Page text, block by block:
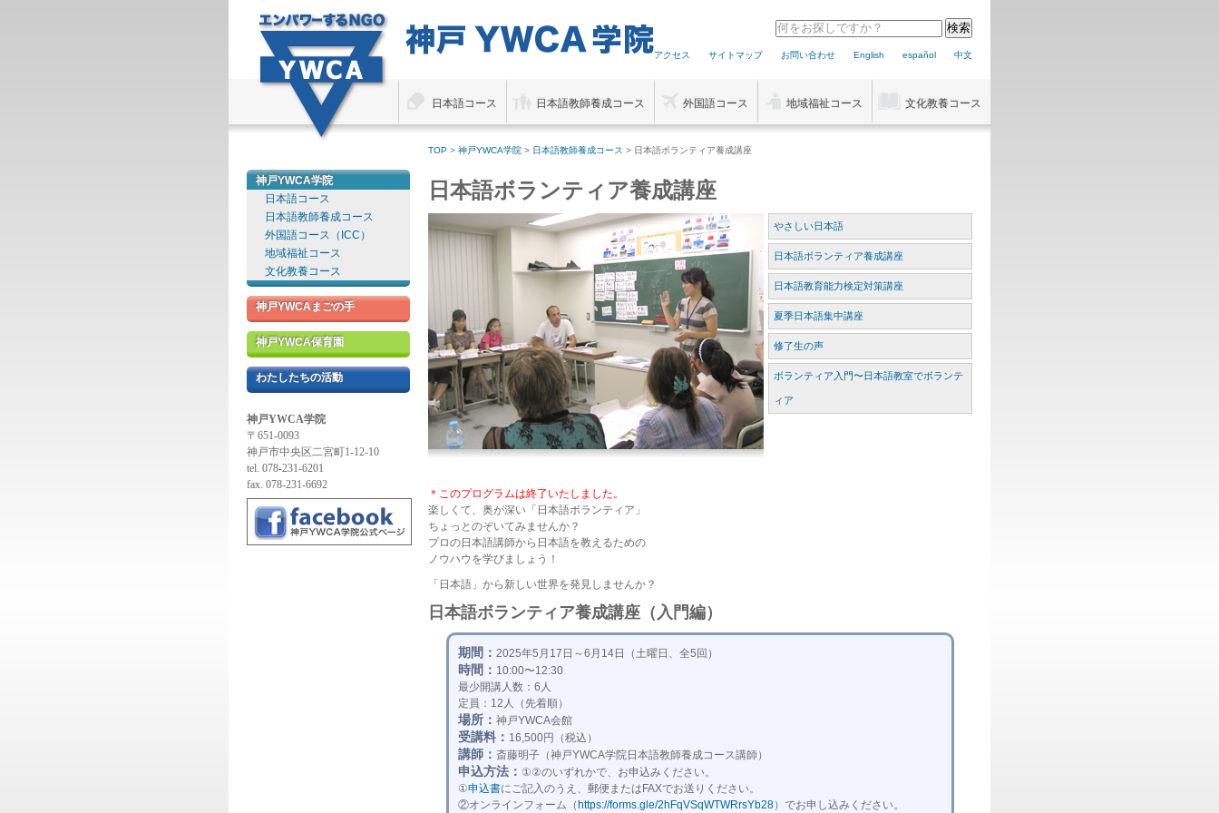
中文
español
English
お問い合わせ
サイトマップ
アクセス
文化教養コース
地域福祉コース
外国語コース
日本語教師養成コース
日本語コース
神戸YWCA学院
日本語コース
日本語教師養成コース
外国語コース（ICC）
地域福祉コース
文化教養コース
神戸YWCAまごの手
神戸YWCA保育園
わたしたちの活動
神戸YWCA学院
〒651-0093
神戸市中央区二宮町1-12-10
tel. 078-231-6201
fax. 078-231-6692
TOP > 神戸YWCA学院 > 日本語教師養成コース > 日本語ボランティア養成講座
日本語ボランティア養成講座
やさしい日本語
日本語ボランティア養成講座
日本語教育能力検定対策講座
夏季日本語集中講座
修了生の声
ボランティア入門〜日本語教室でボランテ
ィア
＊このプログラムは終了いたしました。
楽しくて、奥が深い「日本語ボランティア」
ちょっとのぞいてみませんか？
プロの日本語講師から日本語を教えるための
ノウハウを学びましょう！
「日本語」から新しい世界を発見しませんか？
日本語ボランティア養成講座（入門編）
期間： 2025年5月17日～6月14日（土曜日、全5回）
時間： 10:00〜12:30
最少開講人数：6人
定員：12人（先着順）
場所： 神戸YWCA会館
受講料： 16,500円（税込）
講師： 斎藤明子（神戸YWCA学院日本語教師養成コース講師）
申込方法： ①②のいずれかで、お申込みください。
①申込書にご記入のうえ、郵便またはFAXでお送りください。
②オンラインフォーム（ https://forms.gle/2hFqVSqWTWRrsYb28）でお申し込みください。